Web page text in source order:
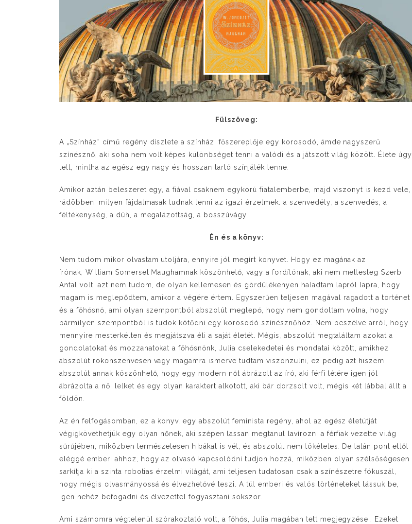
Fülszöveg:
A „Színház” című regény díszlete a színház, főszereplője egy korosodó, ámde nagyszerű
színésznő, aki soha nem volt képes különbséget tenni a valódi és a játszott világ között. Élete úgy
telt, mintha az egész egy nagy és hosszan tartó színjáték lenne.
Amikor aztán beleszeret egy, a fiával csaknem egykorú fiatalemberbe, majd viszonyt is kezd vele,
rádöbben, milyen fájdalmasak tudnak lenni az igazi érzelmek: a szenvedély, a szenvedés, a
féltékenység, a düh, a megalázottság, a bosszúvágy.
Én és a könyv:
Nem tudom mikor olvastam utoljára, ennyire jól megírt könyvet. Hogy ez magának az
írónak, William Somerset Maughamnak köszönhető, vagy a fordítónak, aki nem mellesleg Szerb
Antal volt, azt nem tudom, de olyan kellemesen és gördülékenyen haladtam lapról lapra, hogy
magam is meglepődtem, amikor a végére értem. Egyszerűen teljesen magával ragadott a történet
és a főhősnő, ami olyan szempontból abszolút meglepő, hogy nem gondoltam volna, hogy
bármilyen szempontból is tudok kötődni egy korosodó színésznőhöz. Nem beszélve arról, hogy
mennyire mesterkélten és megjátszva éli a saját életét. Mégis, abszolút megtaláltam azokat a
gondolatokat és mozzanatokat a főhősnőnk, Julia cselekedetei és mondatai között, amikhez
abszolút rokonszenvesen vagy magamra ismerve tudtam viszonzulni, ez pedig azt hiszem
abszolút annak köszönhető, hogy egy modern nőt ábrázolt az író, aki férfi létére igen jól
ábrázolta a női lelket és egy olyan karaktert alkotott, aki bár dörzsölt volt, mégis két lábbal állt a
földön.
Az én felfogásomban, ez a könyv, egy abszolút feminista regény, ahol az egész életútját
végigkövethetjük egy olyan nőnek, aki szépen lassan megtanul lavírozni a férfiak vezette világ
sűrűjében, miközben természetesen hibákat is vét, és abszolút nem tökéletes. De talán pont ettől
eléggé emberi ahhoz, hogy az olvasó kapcsolódni tudjon hozzá, miközben olyan szélsőségesen
sarkítja ki a szinta robotias érzelmi világát, ami teljesen tudatosan csak a színészetre fókuszál,
hogy mégis olvasmányossá és élvezhetővé teszi. A túl emberi és valós történeteket lássuk be,
igen nehéz befogadni és élvezettel fogyasztani sokszor.
Ami számomra végtelenül szórakoztató volt, a főhős, Julia magában tett megjegyzései. Ezeket